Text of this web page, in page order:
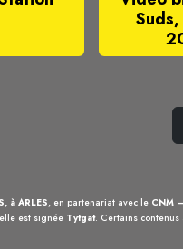
à ARLES, en partenariat avec le CNM
est signée Tytgat. Certains